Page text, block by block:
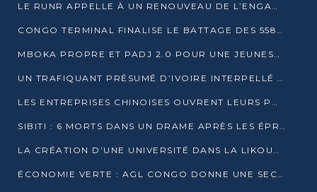
LE RUNR APPELLE À UN RENOUVEAU DE L’ENGAGEMENT MILITANT
CONGO TERMINAL FINALISE LE BATTAGE DES 558 PIEUX DU FUTUR QUAI DU MÔLE EST
MBOKA PROPRE ET PADJ 2.0 POUR UNE JEUNESSE PLUS AUTONOME
UN TRAFIQUANT PRÉSUMÉ D’IVOIRE INTERPELLÉ À DOLISIE
LES ENTREPRISES CHINOISES OUVRENT LEURS PORTES AUX JEUNES DIPLÔMÉS
SIBITI : 6 MORTS DANS UN DRAME APRÈS LES ÉPREUVES DU BEPC
LA CRÉATION D’UNE UNIVERSITÉ DANS LA LIKOUALA AU CŒUR D’UNE RÉFLEXION NATIONALE
ÉCONOMIE VERTE : AGL CONGO DONNE UNE SECONDE VIE À SES DÉCHETS INDUSTRIELS